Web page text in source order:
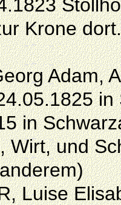
Krone dort.
Adam,
in
Wirt, und